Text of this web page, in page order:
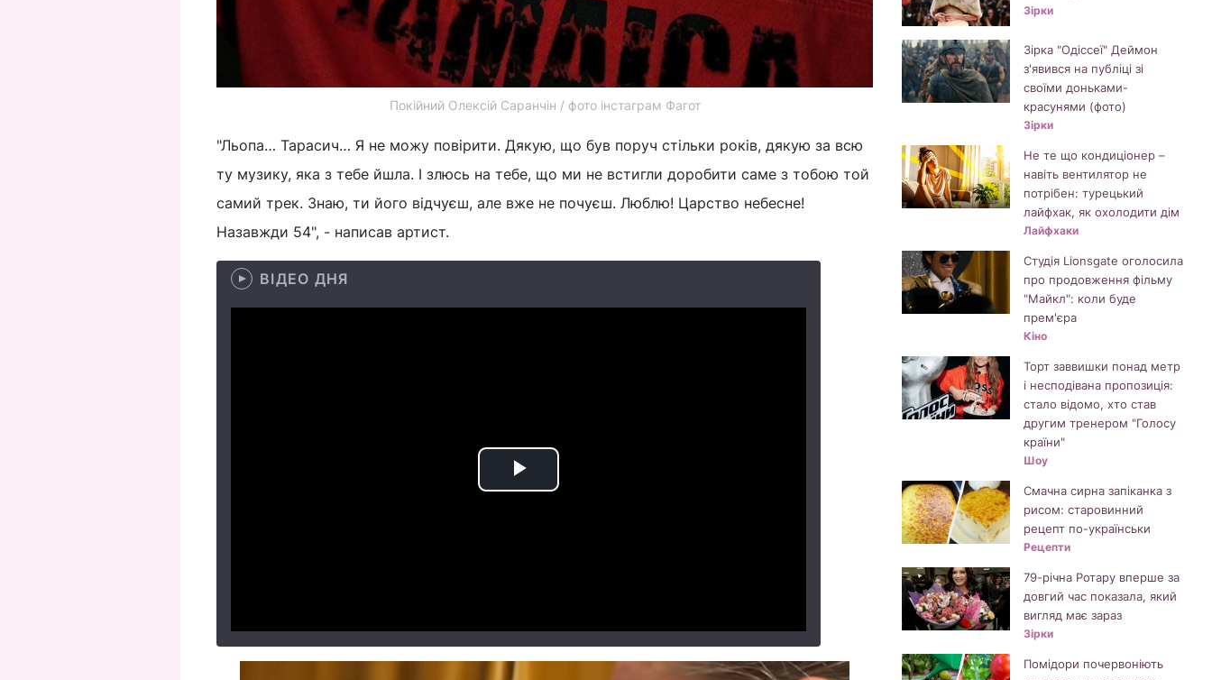
Покійний Олексій Саранчін / фото інстаграм Фагот
"Льопа… Тарасич… Я не можу повірити. Дякую, що був поруч стільки років, дякую за всю
ту музику, яка з тебе йшла. І злюсь на тебе, що ми не встигли доробити саме з тобою той
самий трек. Знаю, ти його відчуєш, але вже не почуєш. Люблю! Царство небесне!
Назавжди 54", - написав артист.
ВІДЕО ДНЯ
Play
Зірки
Зірка "Одіссеї" Деймон
з'явився на публіці зі
своїми доньками-
красунями (фото)
Зірки
Не те що кондиціонер –
навіть вентилятор не
потрібен: турецький
лайфхак, як охолодити дім
Лайфхаки
Студія Lionsgate оголосила
про продовження фільму
"Майкл": коли буде
прем'єра
Кіно
Торт заввишки понад метр
і несподівана пропозиція:
стало відомо, хто став
другим тренером "Голосу
країни"
Шоу
Смачна сирна запіканка з
рисом: старовинний
рецепт по-українськи
Рецепти
79-річна Ротару вперше за
довгий час показала, який
вигляд має зараз
Зірки
Помідори почервоніють